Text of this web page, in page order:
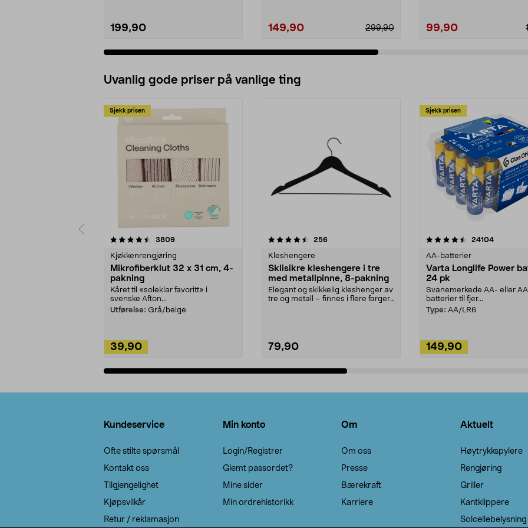
199,90 149,90 299,90 99,90
Uvanlig gode priser på vanlige ting
Sjekk prisen
3809anmeldelser
Kjøkkenrengjøring
Mikrofiberklut 32 x 31 cm, 4-
pakning
Kåret til «soleklar favoritt» i
svenske Afton...
Utførelse: Grå/beige
39,90
4.5av 5 stjerner 256anmeldelser
Kleshengere
Sklisikre kleshengere i tre
med metallpinne, 8-pakning
Elegant og skikkelig kleshenger av
tre og metall – finnes i flere farger.
79,90
Sjekk prisen
4.5av 5 stjerner 24104
AA-batterier
Varta Longlife Power
24 pk
Svanemerkede AA- eller
batterier til fjer...
Type: AA/LR6
149,90
4.5av 5 stjerner
Kundeservice
Ofte stilte spørsmål
Kontakt oss
Tilgjengelighet
Kjøpsvilkår
Retur / reklamasjon
Min konto
Login/Registrer
Glemt passordet?
Mine sider
Min ordrehistorikk
Om
Om oss
Presse
Bærekraft
Karriere
Aktuelt
Høytrykkspylere
Rengjøring
Griller
Kantklippere
Solcellebelysning